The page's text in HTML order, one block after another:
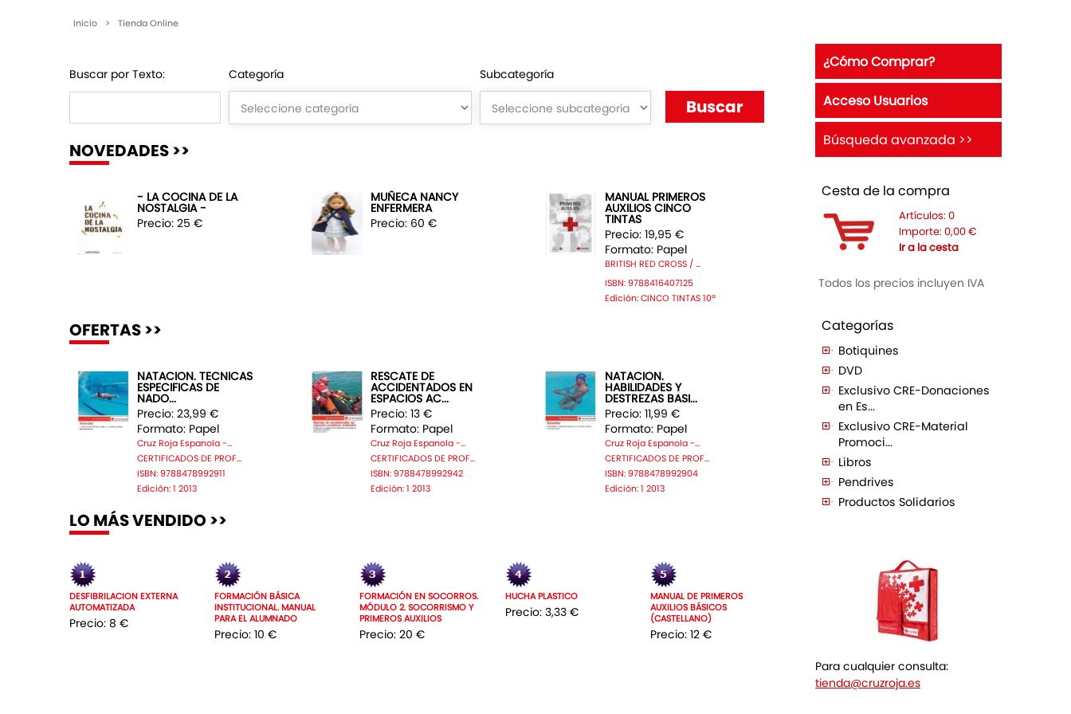
Inicio > Tienda Online
Buscar por Texto: Categoría Subcategoría
NOVEDADES >>
- LA COCINA DE LA
NOSTALGIA -
Precio: 25 €
MUÑECA NANCY
ENFERMERA
Precio: 60 €
MANUAL PRIMEROS
AUXILIOS CINCO
TINTAS
Precio: 19,95 €
Formato: Papel
BRITISH RED CROSS / ...
ISBN: 9788416407125
Edición: CINCO TINTAS 10ª
OFERTAS >>
NATACION. TECNICAS
ESPECIFICAS DE
NADO...
Precio: 23,99 €
Formato: Papel
Cruz Roja Espanola -...
CERTIFICADOS DE PROF...
ISBN: 9788478992911
Edición: 1 2013
RESCATE DE
ACCIDENTADOS EN
ESPACIOS AC...
Precio: 13 €
Formato: Papel
Cruz Roja Espanola -...
CERTIFICADOS DE PROF...
ISBN: 9788478992942
Edición: 1 2013
NATACION.
HABILIDADES Y
DESTREZAS BASI...
Precio: 11,99 €
Formato: Papel
Cruz Roja Espanola -...
CERTIFICADOS DE PROF...
ISBN: 9788478992904
Edición: 1 2013
LO MÁS VENDIDO >>
DESFIBRILACION EXTERNA
AUTOMATIZADA
Precio: 8 €
FORMACIÓN BÁSICA
INSTITUCIONAL. MANUAL
PARA EL ALUMNADO
Precio: 10 €
FORMACIÓN EN SOCORROS.
MÓDULO 2. SOCORRISMO Y
PRIMEROS AUXILIOS
Precio: 20 €
HUCHA PLASTICO
Precio: 3,33 €
MANUAL DE PRIMEROS
AUXILIOS BÁSICOS
(CASTELLANO)
Precio: 12 €
¿Cómo Comprar?
Acceso Usuarios
Búsqueda avanzada >>
Cesta de la compra
Artículos: 0
Importe: 0,00 €
Ir a la cesta
Todos los precios incluyen IVA
Categorías
Botiquines
DVD
Exclusivo CRE-Donaciones
en Es...
Exclusivo CRE-Material
Promoci...
Libros
Pendrives
Productos Solidarios
Para cualquier consulta:
tienda@cruzroja.es